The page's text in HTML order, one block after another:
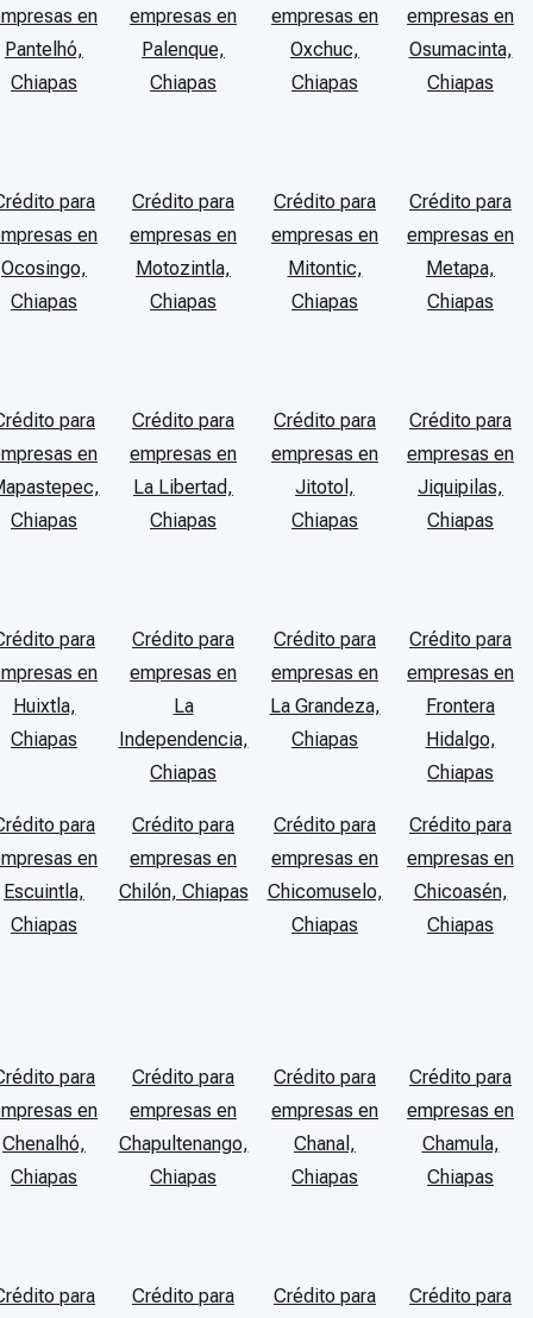
en
Pantelhó,
Chiapas
empresas en
Palenque,
Chiapas
empresas en
Oxchuc,
Chiapas
empresas en
Osumacinta,
Chiapas
para
en
Ocosingo,
Chiapas
Crédito para
empresas en
Motozintla,
Chiapas
Crédito para
empresas en
Mitontic,
Chiapas
Crédito para
empresas en
Metapa,
Chiapas
para
en
Chiapas
Crédito para
empresas en
La Libertad,
Chiapas
Crédito para
empresas en
Jitotol,
Chiapas
Crédito para
empresas en
Jiquipilas,
Chiapas
para
en
Huixtla,
Chiapas
Crédito para
empresas en
La
Independencia,
Chiapas
Crédito para
empresas en
La Grandeza,
Chiapas
Crédito para
empresas en
Frontera
Hidalgo,
Chiapas
para
en
Escuintla,
Chiapas
Crédito para
empresas en
Chilón, Chiapas
Crédito para
empresas en
Chicomuselo,
Chiapas
Crédito para
empresas en
Chicoasén,
Chiapas
para
en
Chenalhó,
Chiapas
Crédito para
empresas en
Chapultenango,
Chiapas
Crédito para
empresas en
Chanal,
Chiapas
Crédito para
empresas en
Chamula,
Chiapas
para Crédito para Crédito para Crédito para